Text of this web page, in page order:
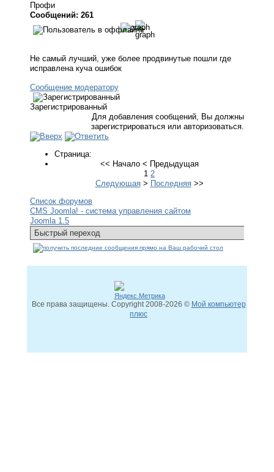
Профи
Сообщений: 261
Не самый лучший, уже более продвинутые пошли где
исправлена куча ошибок
Сообщение модератору
Зарегистрированный
Для добавления сообщений, Вы должны
зарегистрироваться или авторизоваться.
Страница:
<< Начало< Предыдущая
1 2
Следующая> Последняя>>
Список форумов
CMS Joomla! - система управления сайтом
Joomla 1.5
Все права защищены. Copyright2008-2026 © Мой компьютер
плюс